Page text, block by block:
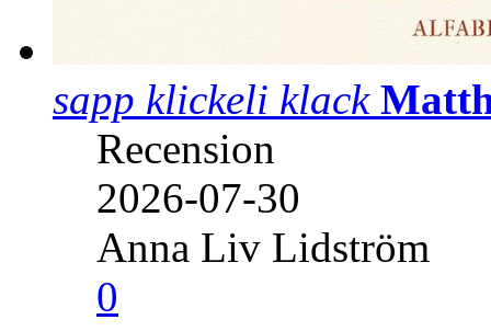
sapp klickeli klack
Recension
2026-07-30
Anna Liv Lidström
0